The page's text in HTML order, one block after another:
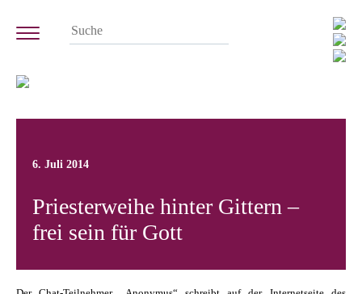
6. Juli 2014
Priesterweihe hinter Gittern –
frei sein für Gott